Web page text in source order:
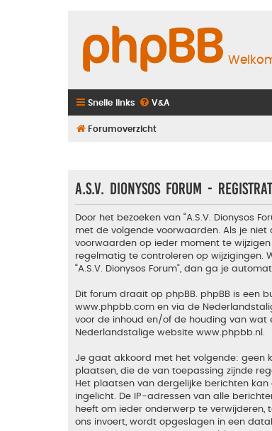
Snelle links V&A
Forumoverzicht
A.S.V. Dionysos Forum -
Door het bezoeken van “A.S.V. Dionysos
met de volgende voorwaarden. Als je niet
voorwaarden op ieder moment te
regelmatig te controleren op wijzigingen.
“A.S.V. Dionysos Forum”, dan ga je
Dit forum draait op phpBB. phpBB is een
www.phpbb.com en via de
voor de inhoud en/of de houding van wat
Nederlandstalige website www.phpbb.nl
Je gaat akkoord met het volgende: geen
plaatsen, die de van toepassing zijnde
Het plaatsen van dergelijke berichten
ingelicht. De IP-adressen van alle
heeft om ieder onderwerp te
ons invoert, wordt opgeslagen in een